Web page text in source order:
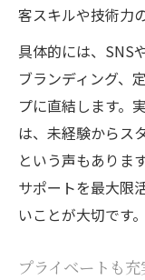
客スキルや技術力
具体的には、SNS
ブランディング、
プに直結します。
は、未経験からス
という声もありま
サポートを最大限
いことが大切です。
プライベートも